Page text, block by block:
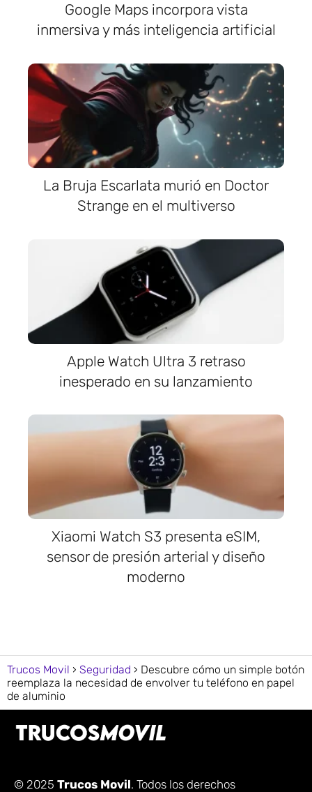
Google Maps incorpora vista
inmersiva y más inteligencia artificial
La Bruja Escarlata murió en Doctor
Strange en el multiverso
Apple Watch Ultra 3 retraso
inesperado en su lanzamiento
Xiaomi Watch S3 presenta eSIM,
sensor de presión arterial y diseño
moderno
Trucos Movil Seguridad
Descubre cómo un simple botón
reemplaza la necesidad de envolver tu teléfono en papel
de aluminio
© 2025 Trucos Movil. Todos los derechos